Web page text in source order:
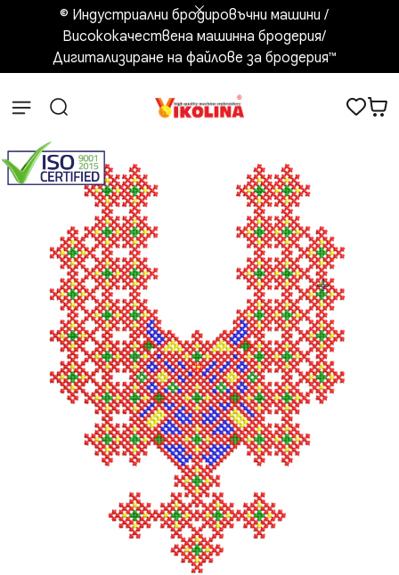
© Индустриални бродировъчни машини /
Висококачествена машинна бродерия/
Дигитализиране на файлове за бродерия™️